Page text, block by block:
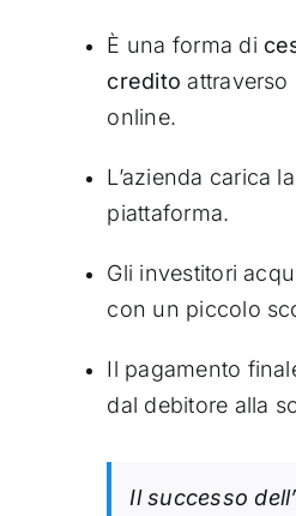
È una forma di
credito attraverso
online.
L’azienda carica
piattaforma.
Gli investitori
con un piccolo
Il pagamento
dal debitore alla
Il successo